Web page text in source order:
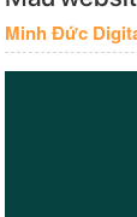
Minh Đức